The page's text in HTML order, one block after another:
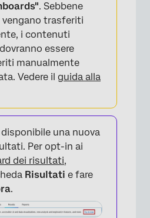
. Sebbene
trasferiti
i contenuti
essere
manualmente
Vedere il guida alla
disponibile una nuova
Per opt-in ai
dei risultati,
Risultati e fare
.